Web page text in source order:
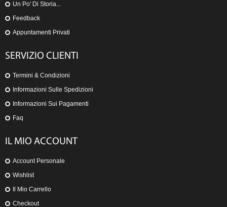
Un Po' Di Storia...
Feedback
Appuntamenti Privati
SERVIZIO CLIENTI
Termini & Condizioni
Informazioni Sulle Spedizioni
Informazioni Sui Pagamenti
Faq
IL MIO ACCOUNT
Account Personale
Wishlist
Il Mio Carrello
Checkout